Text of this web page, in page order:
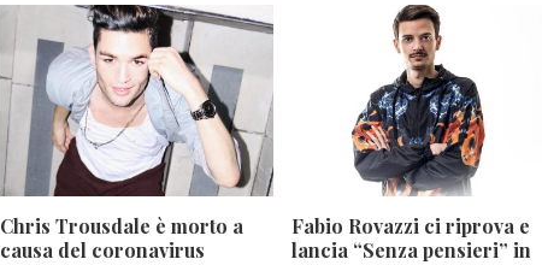
Chris Trousdale è morto a
causa del coronavirus
Fabio Rovazzi ci riprova e
lancia “Senza pensieri” in